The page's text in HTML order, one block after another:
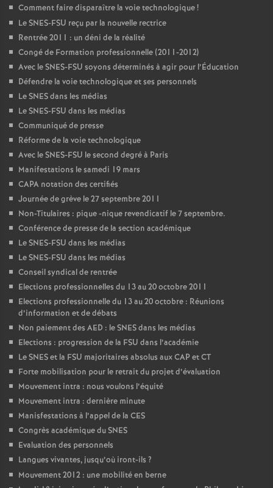
Comment faire disparaître la voie technologique!
Le SNES-FSU reçu par la nouvelle rectrice
Rentrée 2011 : un déni de la réalité
Congé de Formation professionnelle (2011-2012)
Avec le SNES-FSU soyons déterminés à agir pour l’Éducation
Défendre la voie technologique et ses personnels
Le SNES dans les médias
Le SNES-FSU dans les médias
Communiqué de presse
Réforme de la voie technologique
Avec le SNES-FSU le second degré à Paris
Manifestations le samedi 19 mars
CAPA notation des certifiés
Journée de grève le 27 septembre 2011
Non-Titulaires : pique -nique revendicatif le 7 septembre.
Conférence de presse de la section académique
Le SNES-FSU dans les médias
Le SNES-FSU dans les médias
Conseil syndical de rentrée
Elections professionnelles du 13 au 20 octobre 2011
Elections professionnelle du 13 au 20 octobre : Réunions
d’information et de débats
Non paiement des AED : le SNES dans les médias
Elections : progression de la FSU dans l’académie
Le SNES et la FSU majoritaires absolus aux CAP et CT
Forte mobilisation pour le retrait du projet d’évaluation
Mouvement intra : nous voulons l’équité
Mouvement intra : dernière minute
Manisfestations à l’appel de la CES
Congrès académique du SNES
Evaluation des personnels
Langues vivantes, jusqu’où iront-ils ?
Mouvement 2012 : une mobilité en berne